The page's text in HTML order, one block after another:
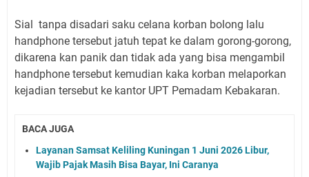
Sial tanpa disadari saku celana korban bolong lalu
handphone tersebut jatuh tepat ke dalam gorong-gorong,
dikarena kan panik dan tidak ada yang bisa mengambil
handphone tersebut kemudian kaka korban melaporkan
kejadian tersebut ke kantor UPT Pemadam Kebakaran.
BACA JUGA
Layanan Samsat Keliling Kuningan 1 Juni 2026 Libur,
Wajib Pajak Masih Bisa Bayar, Ini Caranya